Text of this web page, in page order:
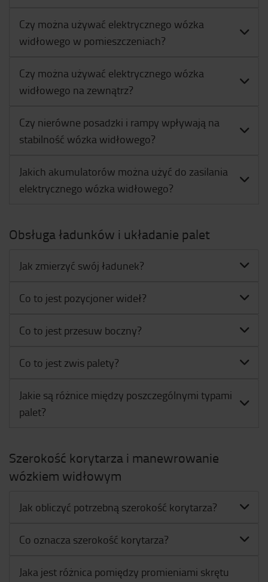
Czy można używać elektrycznego wózka
widłowego w pomieszczeniach?
Czy można używać elektrycznego wózka
widłowego na zewnątrz?
Czy nierówne posadzki i rampy wpływają na
stabilność wózka widłowego?
Jakich akumulatorów można użyć do zasilania
elektrycznego wózka widłowego?
Obsługa ładunków i układanie palet
Jak zmierzyć swój ładunek?
Co to jest pozycjoner wideł?
Co to jest przesuw boczny?
Co to jest zwis palety?
Jakie są różnice między poszczególnymi typami
palet?
Szerokość korytarza i manewrowanie
wózkiem widłowym
Jak obliczyć potrzebną szerokość korytarza?
Co oznacza szerokość korytarza?
Jaka jest różnica pomiędzy promieniami skrętu